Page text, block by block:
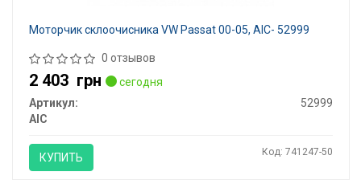
Моторчик склоочисника VW Passat 00-05, AIC- 52999
0 отзывов
2 403 грн
сегодня
Артикул:
52999
AIC
КУПИТЬ Код: 741247-50